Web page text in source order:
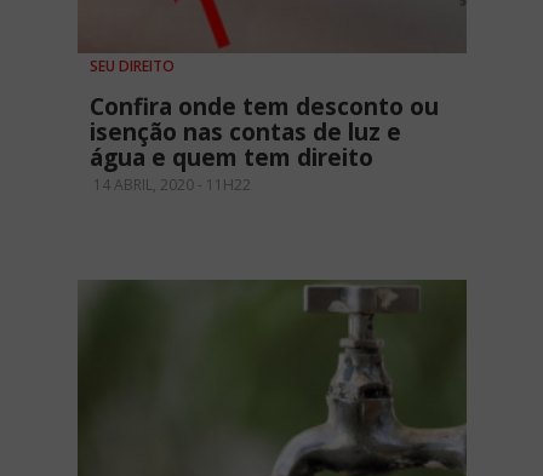
SEU DIREITO
Confira onde tem desconto ou
isenção nas contas de luz e
água e quem tem direito
14 ABRIL, 2020 - 11H22